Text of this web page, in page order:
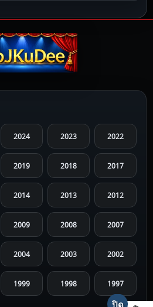
2024 2023 2022
2019 2018 2017
2014 2013 2012
2009 2008 2007
2004 2003 2002
1999 1998 1997